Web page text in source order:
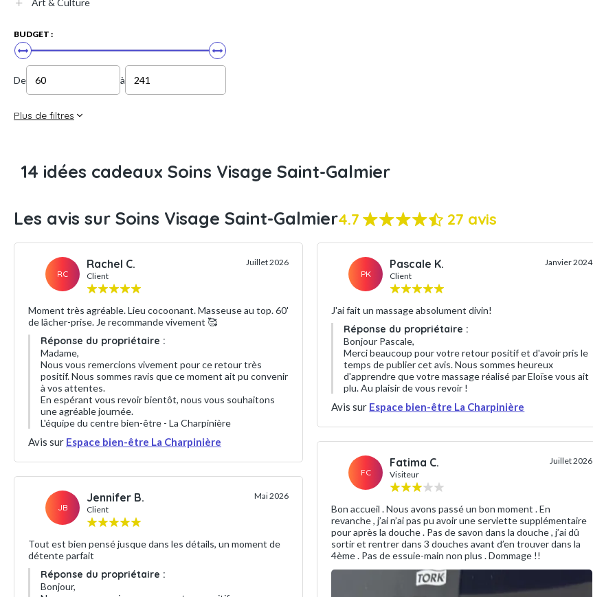
Art & Culture
BUDGET :
De à
Plus de filtres
14 idées cadeaux Soins Visage Saint-Galmier
Les avis sur Soins Visage Saint-Galmier4.7 27 avis
RC
Rachel C.
Client
Juillet 2026
Moment très agréable. Lieu cocoonant. Masseuse au top. 60'
de lâcher-prise. Je recommande vivement 🥰
Réponse du propriétaire :
Madame,
Nous vous remercions vivement pour ce retour très
positif. Nous sommes ravis que ce moment ait pu convenir
à vos attentes.
En espérant vous revoir bientôt, nous vous souhaitons
une agréable journée.
L'équipe du centre bien-être - La Charpinière
Avis sur Espace bien-être La Charpinière
JB
Jennifer B.
Client
Mai 2026
Tout est bien pensé jusque dans les détails, un moment de
détente parfait
Réponse du propriétaire :
Bonjour,
PK
Pascale K.
Client
Janvier 2024
J'ai fait un massage absolument divin!
Réponse du propriétaire :
Bonjour Pascale,
Merci beaucoup pour votre retour positif et d'avoir pris le
temps de publier cet avis. Nous sommes heureux
d'apprendre que votre massage réalisé par Eloïse vous ait
plu. Au plaisir de vous revoir !
Avis sur Espace bien-être La Charpinière
FC
Fatima C.
Visiteur
Juillet 2026
Bon accueil . Nous avons passé un bon moment . En
revanche , j’ai n’ai pas pu avoir une serviette supplémentaire
pour après la douche . Pas de savon dans la douche , j’ai dû
sortir et rentrer dans 3 douches avant d’en trouver dans la
4ème . Pas de essuie-main non plus . Dommage !!